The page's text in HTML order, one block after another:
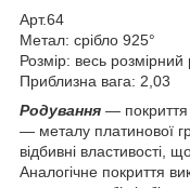
Арт.64
Метал: срібло 925°
Розмір: весь розмірний
Приблизна вага: 2,03
Родування — покриття
— металу платинової
відбивні властивості,
Аналогічне покриття